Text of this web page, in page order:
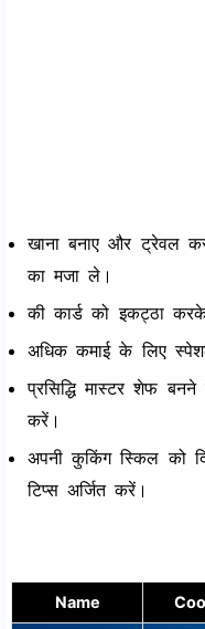
खाना बनाए और ट्रेवल
का मजा ले।
की कार्ड को इकट्ठा
अधिक कमाई के लिए
प्रसिद्धि मास्टर शेफ
करें।
अपनी कुकिंग स्किल को
टिप्स अर्जित करें।
Name